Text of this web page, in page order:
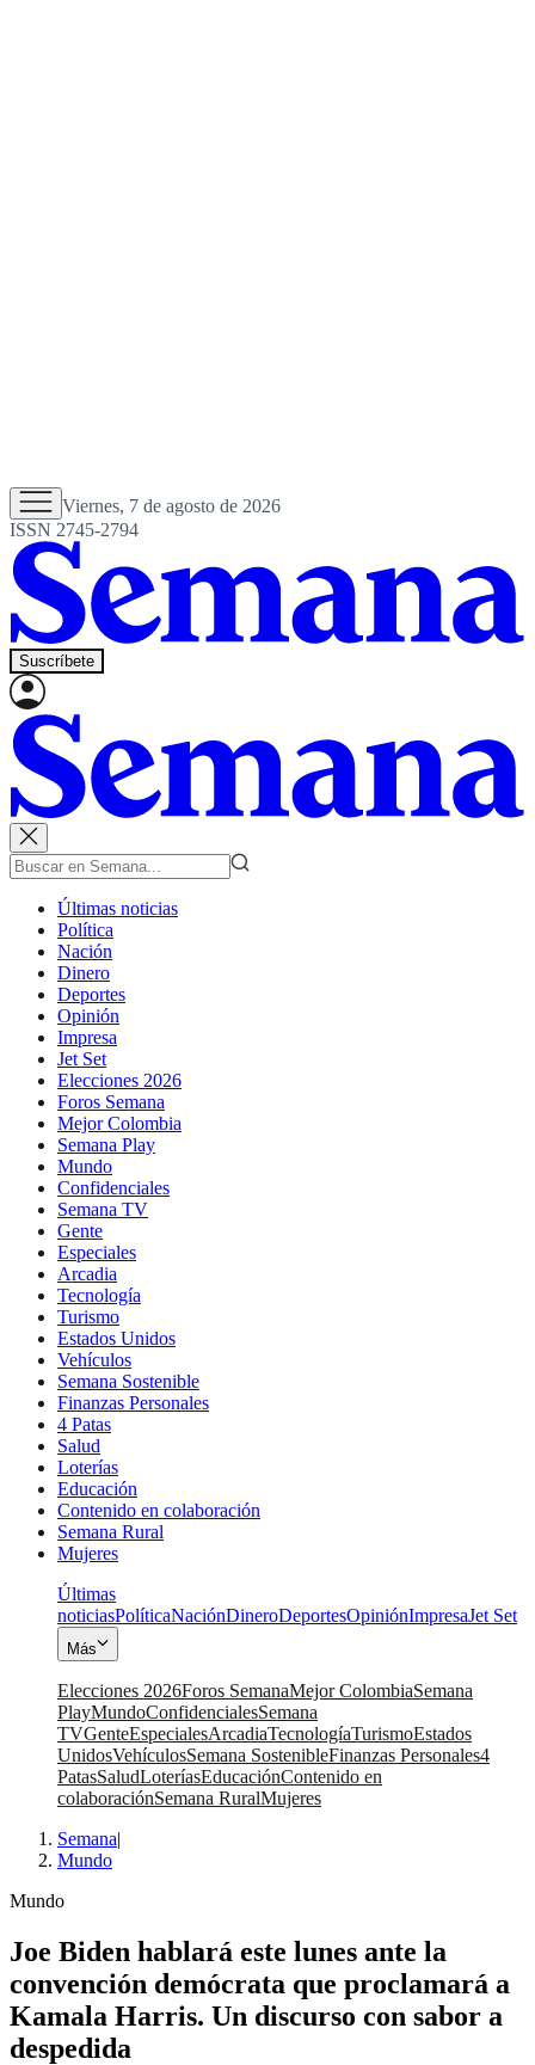
Viernes, 7 de agosto de 2026
ISSN 2745-2794
Suscríbete
Últimas noticias
Política
Nación
Dinero
Deportes
Opinión
Impresa
Jet Set
Elecciones 2026
Foros Semana
Mejor Colombia
Semana Play
Mundo
Confidenciales
Semana TV
Gente
Especiales
Arcadia
Tecnología
Turismo
Estados Unidos
Vehículos
Semana Sostenible
Finanzas Personales
4 Patas
Salud
Loterías
Educación
Contenido en colaboración
Semana Rural
Mujeres
Últimas
noticiasPolíticaNaciónDineroDeportesOpiniónImpresaJet Set
Más
Elecciones 2026Foros SemanaMejor ColombiaSemana
PlayMundoConfidencialesSemana
TVGenteEspecialesArcadiaTecnologíaTurismoEstados
UnidosVehículosSemana SostenibleFinanzas Personales4
PatasSaludLoteríasEducaciónContenido en
colaboraciónSemana RuralMujeres
Semana|
Mundo
Mundo
Joe Biden hablará este lunes ante la
convención demócrata que proclamará a
Kamala Harris. Un discurso con sabor a
despedida